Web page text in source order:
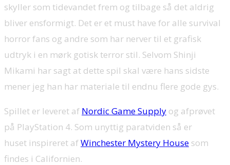
skyller som tidevandet frem og tilbage så det aldrig
bliver ensformigt. Det er et must have for alle survival
horror fans og andre som har nerver til et grafisk
udtryk i en mørk gotisk terror stil. Selvom Shinji
Mikami har sagt at dette spil skal være hans sidste
mener jeg han har materiale til endnu flere gode gys.
Spillet er leveret af Nordic Game Supply og afprøvet
på PlayStation 4. Som unyttig paratviden så er
huset inspireret afWinchester Mystery House som
findes i Californien.